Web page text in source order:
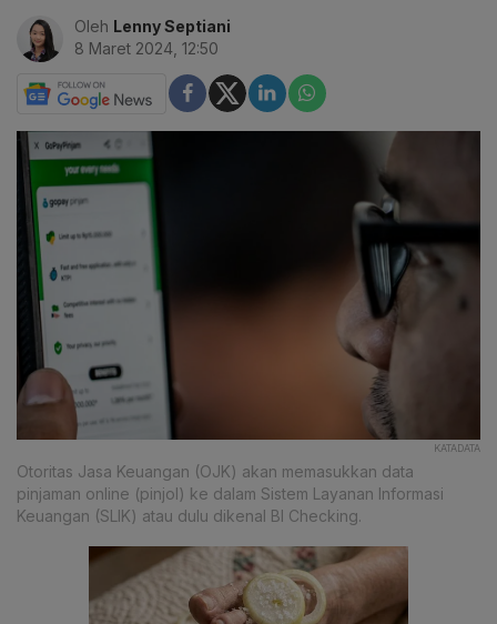
Oleh Lenny Septiani
8 Maret 2024, 12:50
KATADATA
Otoritas Jasa Keuangan (OJK) akan memasukkan data
pinjaman online (pinjol) ke dalam Sistem Layanan Informasi
Keuangan (SLIK) atau dulu dikenal BI Checking.